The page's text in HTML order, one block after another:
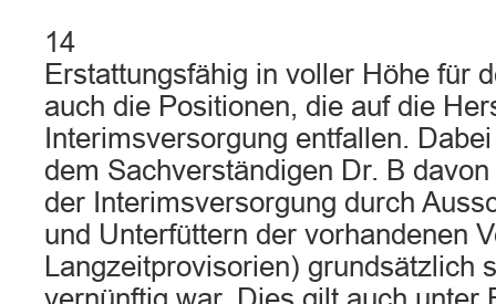
14
Erstattungsfähig in voller Höhe für
auch die Positionen, die auf die
Interimsversorgung entfallen.
dem Sachverständigen Dr. B
der Interimsversorgung durch
und Unterfüttern der vorhandenen
Langzeitprovisorien) grundsätzlich